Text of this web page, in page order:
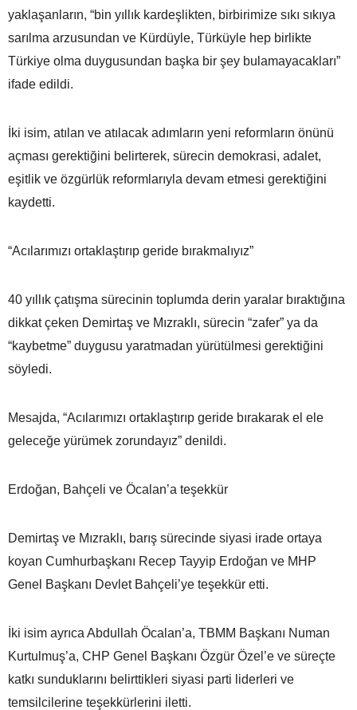
yaklaşanların, “bin yıllık kardeşlikten, birbirimize sıkı sıkıya
sarılma arzusundan ve Kürdüyle, Türküyle hep birlikte
Türkiye olma duygusundan başka bir şey bulamayacakları”
ifade edildi.
İki isim, atılan ve atılacak adımların yeni reformların önünü
açması gerektiğini belirterek, sürecin demokrasi, adalet,
eşitlik ve özgürlük reformlarıyla devam etmesi gerektiğini
kaydetti.
“Acılarımızı ortaklaştırıp geride bırakmalıyız”
40 yıllık çatışma sürecinin toplumda derin yaralar bıraktığına
dikkat çeken Demirtaş ve Mızraklı, sürecin “zafer” ya da
“kaybetme” duygusu yaratmadan yürütülmesi gerektiğini
söyledi.
Mesajda, “Acılarımızı ortaklaştırıp geride bırakarak el ele
geleceğe yürümek zorundayız” denildi.
Erdoğan, Bahçeli ve Öcalan’a teşekkür
Demirtaş ve Mızraklı, barış sürecinde siyasi irade ortaya
koyan Cumhurbaşkanı Recep Tayyip Erdoğan ve MHP
Genel Başkanı Devlet Bahçeli’ye teşekkür etti.
İki isim ayrıca Abdullah Öcalan’a, TBMM Başkanı Numan
Kurtulmuş’a, CHP Genel Başkanı Özgür Özel’e ve süreçte
katkı sunduklarını belirttikleri siyasi parti liderleri ve
temsilcilerine teşekkürlerini iletti.